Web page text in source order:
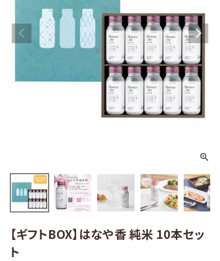
【ギフトBOX】
はなや香 純
食品
【ギフトBOX】はなや香 純米 10本セッ
ト